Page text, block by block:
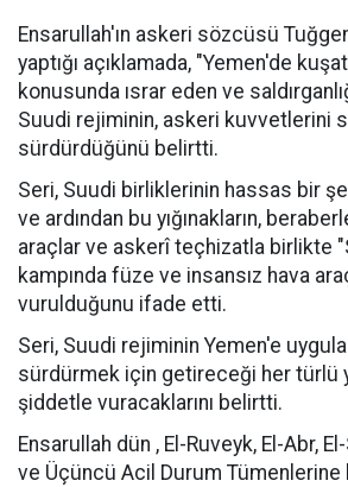
Ensarullah'ın askeri sözcüsü
yaptığı açıklamada, "Yemen'de
konusunda ısrar eden ve
Suudi rejiminin, askeri kuvvetlerini
sürdürdüğünü belirtti.
Seri, Suudi birliklerinin hassas bir
ve ardından bu yığınakların,
araçlar ve askerî teçhizatla birlikte
kampında füze ve insansız hava
vurulduğunu ifade etti.
Seri, Suudi rejiminin Yemen'e
sürdürmek için getireceği her türlü
şiddetle vuracaklarını belirtti.
Ensarullah dün , El-Ruveyk, El-Abr,
ve Üçüncü Acil Durum Tümenlerine